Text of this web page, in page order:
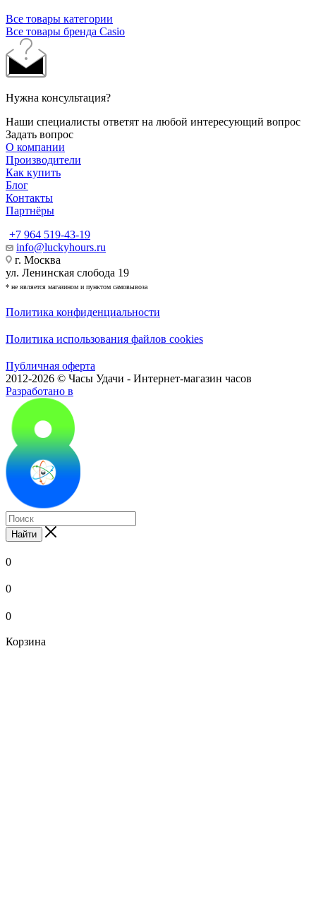
Все товары категории
Все товары бренда Casio
Нужна консультация?
Наши специалисты ответят на любой интересующий вопрос
Задать вопрос
О компании
Производители
Как купить
Блог
Контакты
Партнёры
+7 964 519-43-19
info@luckyhours.ru
г. Москва
ул. Ленинская слобода 19
* не является магазином и пунктом самовывоза
Политика конфиденциальности
Политика использования файлов cookies
Публичная оферта
2012-2026 © Часы Удачи - Интернет-магазин часов
Разработано в
Найти
0
0
0
Корзина